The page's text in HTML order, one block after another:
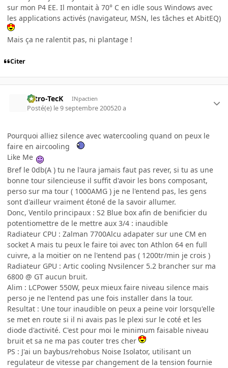
sur mon P4 EE. Il montait à 70° C en idle sous Windows avec
les applications activés (navigateur, MSN, les tâches et AbitEQ)
Mais ça ne ralentit pas, ni plantage !
Citer
Nitro-TecK INpactien
Posté(e) le 9 septembre 200520 a
Pourquoi alliez silence avec watercooling quand on peux le
faire en aircooling
Like Me
Bref le 0db(A ) tu ne l'aura jamais faut pas rever, si tu as une
bonne tour silencieuse il suffit d'avoir les bons composant,
perso sur ma tour ( 1000AMG ) je ne l'entend pas, les gens
sont d'ailleur vraiment étoné de la savoir allumer.
Donc, Ventilo principaux : S2 Blue box afin de benificier du
potentiomettre de le mettre aux 3/4 : inaudible
Radiateur CPU : Zalman 7700Alcu adapater sur une CM en
socket A mais tu peux le faire toi avec ton Athlon 64 en full
cuivre, a la moitier on ne l'entend pas ( 1200tr/min je crois )
Radiateur GPU : Artic cooling Nvsilencer 5.2 brancher sur ma
6800 @ GT aucun bruit.
Alim : LCPower 550W, peux mieux faire niveau silence mais
perso je ne l'entend pas une fois installer dans la tour.
Resultat : Une tour inaudible on peux a peine voir lorsqu'elle
se met en route si il ni avais pas le plexi sur le coté et les
diode d'activité. C'est pour moi le minimum faisable niveau
bruit et sa ne ma pas couter tres cher
PS : J'ai un baybus/rehobus Noise Isolator, utilisant un
regulateur de vitesse par changement de la tension fournie